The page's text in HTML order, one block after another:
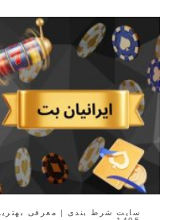
سایت شرط بندی | معرفی